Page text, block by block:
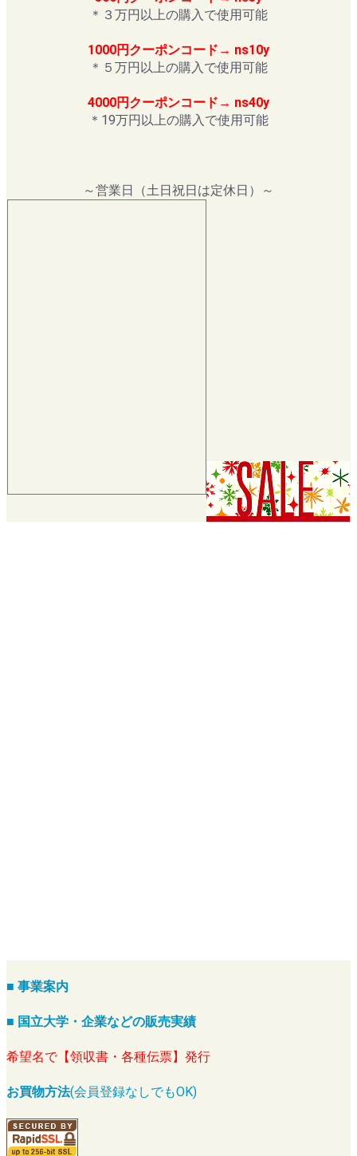
＊３万円以上の購入で使用可能
1000円クーポンコード→ ns10y
＊５万円以上の購入で使用可能
4000円クーポンコード→ ns40y
＊19万円以上の購入で使用可能
～営業日（土日祝日は定休日）～
■ 事業案内
■ 国立大学・企業などの販売実績
希望名で【領収書・各種伝票】発行
お買物方法(会員登録なしでもOK)